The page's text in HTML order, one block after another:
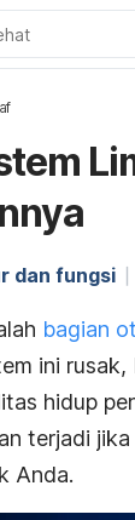
dan fungsi
bagian
ini
hidup
terjadi
Anda.